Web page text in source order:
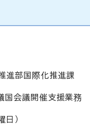
進部国際化推進課
会議開催支援業務
）